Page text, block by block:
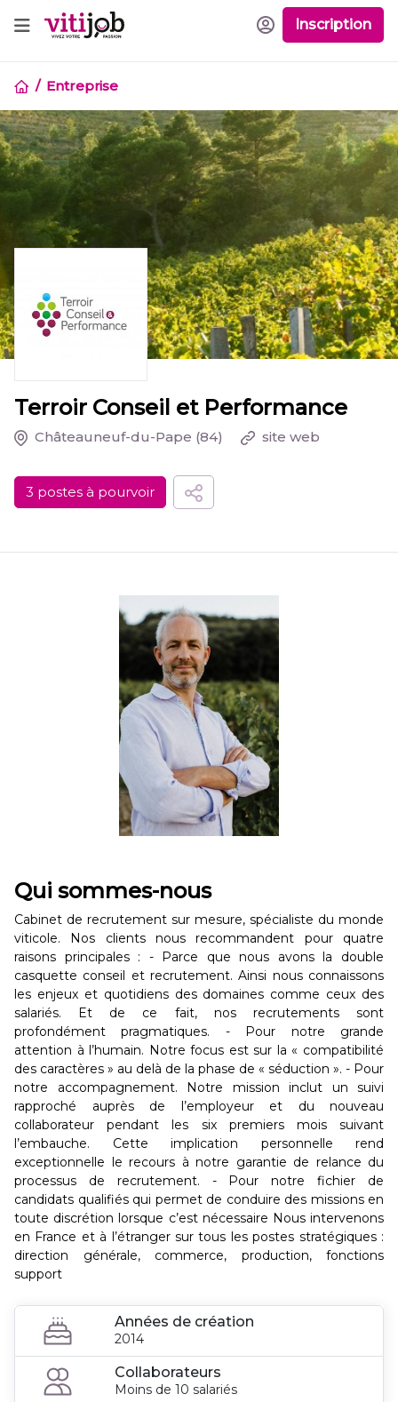
Inscription
Entreprise
Terroir Conseil et Performance
Châteauneuf-du-Pape (84) site web
3 postes à pourvoir
Qui sommes-nous
Cabinet de recrutement sur mesure, spécialiste du monde
viticole. Nos clients nous recommandent pour quatre
raisons principales : - Parce que nous avons la double
casquette conseil et recrutement. Ainsi nous connaissons
les enjeux et quotidiens des domaines comme ceux des
salariés. Et de ce fait, nos recrutements sont
profondément pragmatiques. - Pour notre grande
attention à l’humain. Notre focus est sur la « compatibilité
des caractères » au delà de la phase de « séduction ». - Pour
notre accompagnement. Notre mission inclut un suivi
rapproché auprès de l’employeur et du nouveau
collaborateur pendant les six premiers mois suivant
l’embauche. Cette implication personnelle rend
exceptionnelle le recours à notre garantie de relance du
processus de recrutement. - Pour notre fichier de
candidats qualifiés qui permet de conduire des missions en
toute discrétion lorsque c’est nécessaire Nous intervenons
en France et à l’étranger sur tous les postes stratégiques :
direction générale, commerce, production, fonctions
support
Années de création
2014
Collaborateurs
Moins de 10 salariés